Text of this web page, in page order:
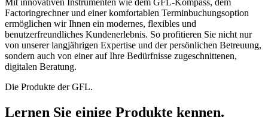
Mit innovativen Instrumenten wie dem GFL-Kompass, dem
Factoringrechner und einer komfortablen Terminbuchungsoption
ermöglichen wir Ihnen ein modernes, flexibles und
benutzerfreundliches Kundenerlebnis. So profitieren Sie nicht nur
von unserer langjährigen Expertise und der persönlichen Betreuung,
sondern auch von einer auf Ihre Bedürfnisse zugeschnittenen,
digitalen Beratung.
Die Produkte der GFL.
Lernen Sie einige Produkte kennen.